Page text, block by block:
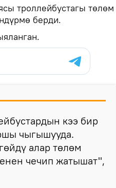
троллейбустагы төлөм
берди.
кээ бир
чыгышууда.
алар төлөм
чечип жатышат",